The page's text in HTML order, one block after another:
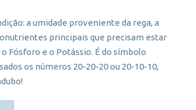
a umidade proveniente da rega, a
principais que precisam estar
Fósforo e o Potássio. É do símbolo
os números 20-20-20 ou 20-10-10,